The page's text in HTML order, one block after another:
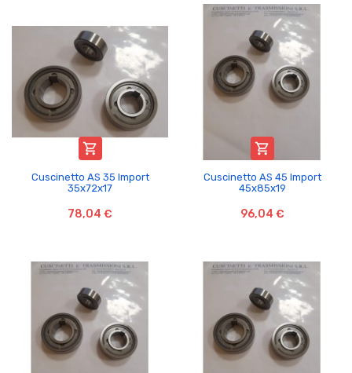

Cuscinetto AS 35 Import
35x72x17
78,04 €

Cuscinetto AS 45 Import
45x85x19
96,04 €